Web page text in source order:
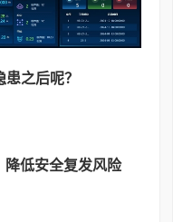
之后呢？
降低安全复发风险